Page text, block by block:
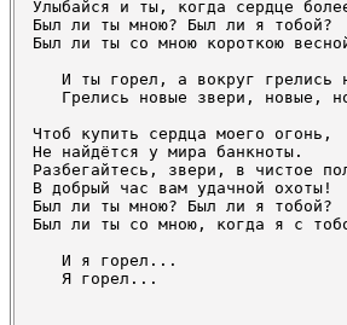
Улыбайся и ты, когда сердце
Был ли ты мною? Был ли я тобой?
Был ли ты со мною короткою
И ты горел, а вокруг грелись
Грелись новые звери, новые,
Чтоб купить сердца моего огонь,
Не найдётся у мира банкноты.
Разбегайтесь, звери, в чистое
В добрый час вам удачной охоты!
Был ли ты мною? Был ли я тобой?
Был ли ты со мною, когда я с
   И я горел...
   Я горел...